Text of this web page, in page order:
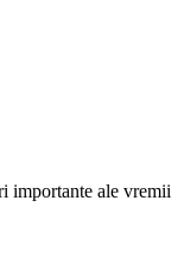
importante ale vremii